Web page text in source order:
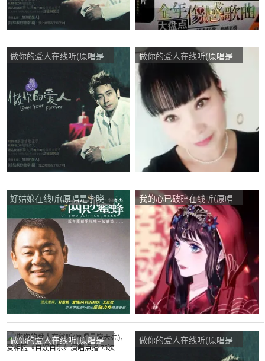
做你的爱人在线听(原唱是
饶天亮)，平安柒柒演唱点
播:51次
做你的爱人在线听(原唱是
饶天亮)，珍惜演唱点
播:102次
好姑娘在线听(原唱是李晓
杰)，杨总(困)演唱点播:27
次
我的心已破碎在线听(原唱
是涓子)，清风随影演唱点
播:167次
做你的爱人在线听(原唱是
饶天亮)，爱相随《自娱自
做你的爱人在线听(原唱是
饶天亮)，雲随風動演唱点